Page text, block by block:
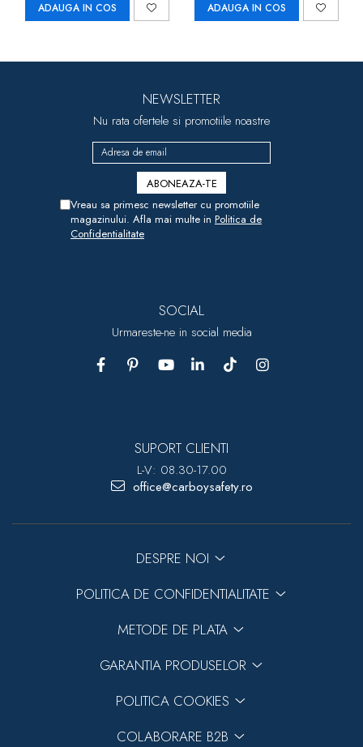
ADAUGA IN COS ADAUGA IN COS
NEWSLETTER
Nu rata ofertele si promotiile noastre
Vreau sa primesc newsletter cu promotiile
magazinului. Afla mai multe in Politica de
Confidentialitate
SOCIAL
Urmareste-ne in social media
SUPORT CLIENTI
L-V: 08.30-17.00
office@carboysafety.ro
DESPRE NOI
POLITICA DE CONFIDENTIALITATE
METODE DE PLATA
GARANTIA PRODUSELOR
POLITICA COOKIES
COLABORARE B2B